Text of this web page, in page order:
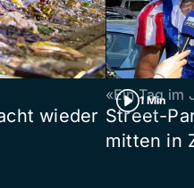
wieder
1 Min
«Ein Tag im
Street-
mitten in